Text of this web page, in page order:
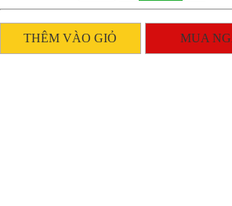
THÊM VÀO GIỎ MUA